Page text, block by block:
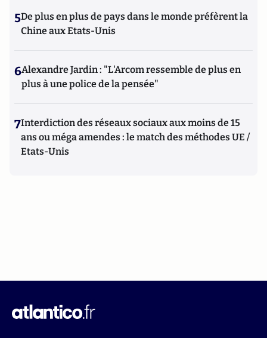
5De plus en plus de pays dans le monde préfèrent la
Chine aux Etats-Unis
6Alexandre Jardin : "L'Arcom ressemble de plus en
plus à une police de la pensée"
7Interdiction des réseaux sociaux aux moins de 15
ans ou méga amendes : le match des méthodes UE /
Etats-Unis